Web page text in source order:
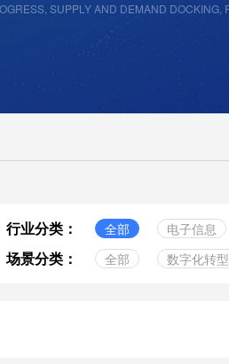
SUPPLY AND DEMAND DOCKING,
行业分类： 全部 电子信息
绿色食品 实体
场景分类： 全部 数字化转型